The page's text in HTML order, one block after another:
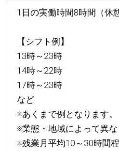
1日の実働時間8時間（休
【シフト例】
13時～23時
14時～22時
17時～23時
など
※あくまで例となります。
※業態・地域によって異
※残業月平均10～30時間